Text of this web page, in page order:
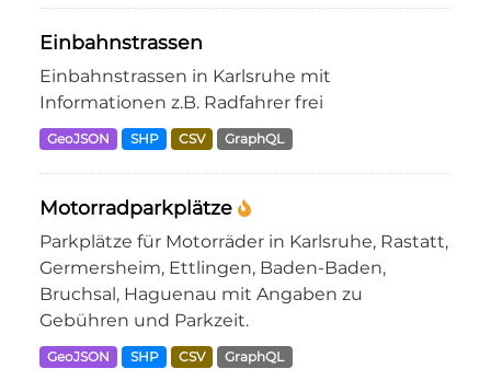
Einbahnstrassen
Einbahnstrassen in Karlsruhe mit
Informationen z.B. Radfahrer frei
GeoJSON SHP CSV GraphQL
Motorradparkplätze
Parkplätze für Motorräder in Karlsruhe, Rastatt,
Germersheim, Ettlingen, Baden-Baden,
Bruchsal, Haguenau mit Angaben zu
Gebühren und Parkzeit.
GeoJSON SHP CSV GraphQL